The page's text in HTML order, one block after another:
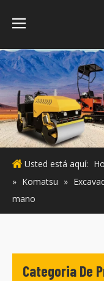
Usted está aquí:
» Komatsu »
mano
Categoria De